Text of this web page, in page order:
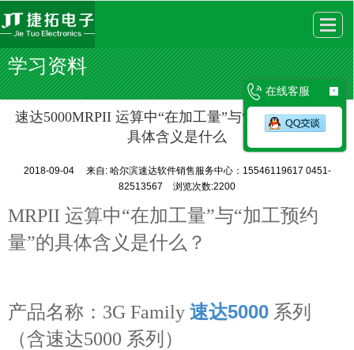
很遗憾，因您的浏览器版本过低导致无法获得最佳浏览体验，推荐下载安装谷歌浏览器！
学习资料
速达5000MRPII 运算中“在加工量”与“加工预约量”的
具体含义是什么
2018-09-04 来自: 哈尔滨速达软件销售服务中心：15546119617 0451-
82513567
浏览次数:2200
MRPII 运算中“在加工量”与“加工预约
量”的具体含义是什么？
产品名称：3G Family 速达5000 系列
（含速达5000 系列）
在线客服 ×